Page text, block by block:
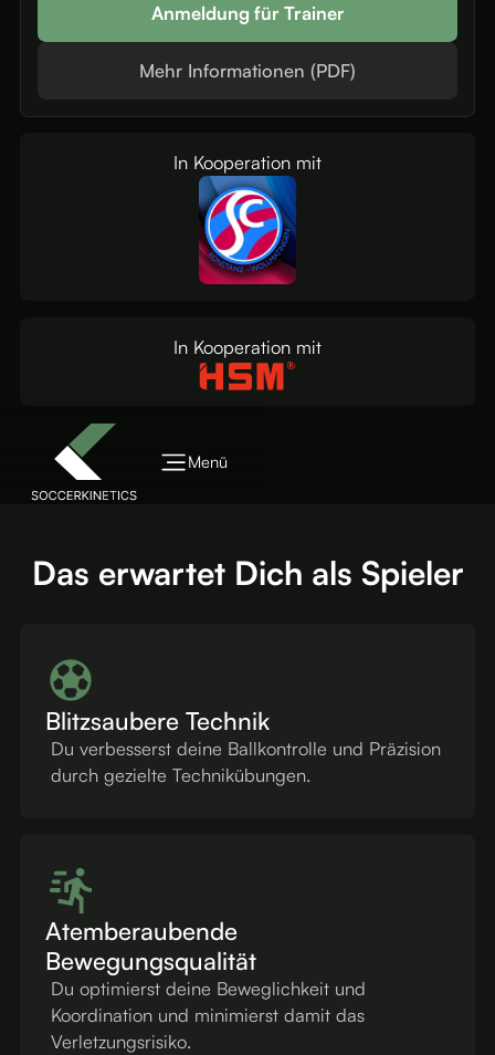
Anmeldung für Trainer
Mehr Informationen (PDF)
In Kooperation mit
In Kooperation mit
Menü
Das erwartet Dich als Spieler
Blitzsaubere Technik
Du verbesserst deine Ballkontrolle und Präzision
durch gezielte Technikübungen.
Atemberaubende
Bewegungsqualität
Du optimierst deine Beweglichkeit und
Koordination und minimierst damit das
Verletzungsrisiko.